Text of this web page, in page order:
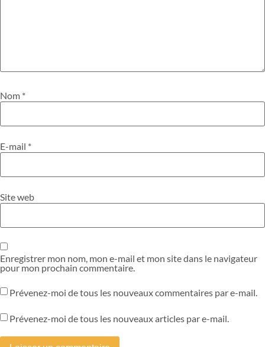
Nom *
E-mail *
Site web
Enregistrer mon nom, mon e-mail et mon site dans le navigateur
pour mon prochain commentaire.
Prévenez-moi de tous les nouveaux commentaires par e-mail.
Prévenez-moi de tous les nouveaux articles par e-mail.